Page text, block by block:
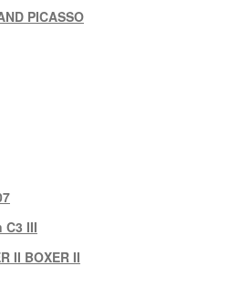
PICASSO
C3 III
II BOXER II